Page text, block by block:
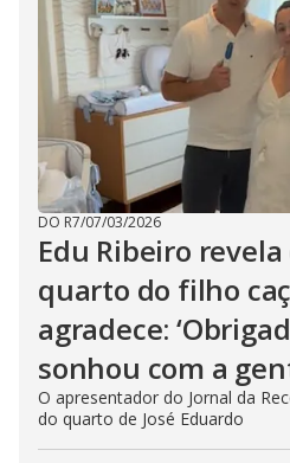
DO R7/07/03/2026
Edu Ribeiro
quarto do filho
agradece:
sonhou com a
O apresentador do Jornal da
do quarto de José Eduardo